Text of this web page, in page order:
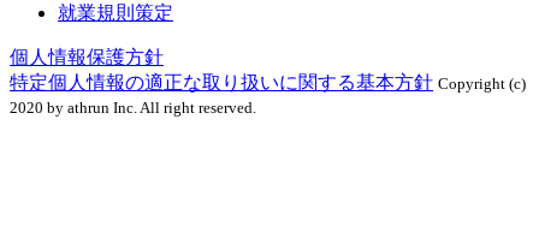
就業規則策定
個人情報保護方針
特定個人情報の適正な取り扱いに関する基本方針 Copyright (c)
2020 by athrun Inc. All right reserved.